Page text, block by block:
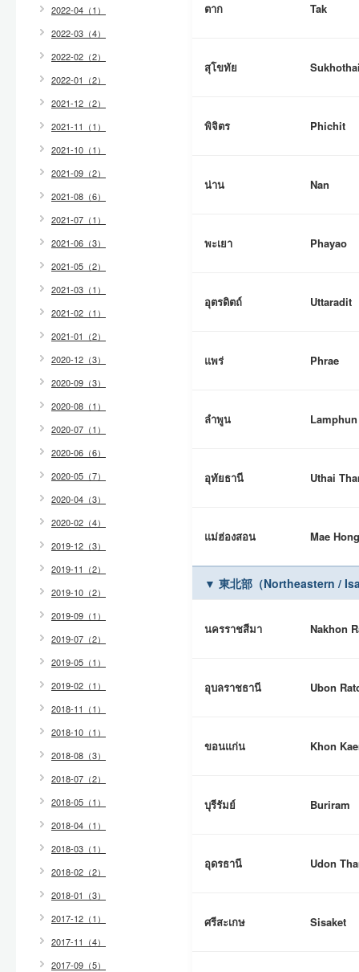
ตาก Tak
สุโขทัย
พิจิตร Phichit
น่าน Nan
พะเยา Phayao
อุตรดิตถ์ Uttaradit
แพร่ Phrae
ลำพูน Lamphun
อุทัยธานี Uthai
แม่ฮ่องสอน Mae
▼ 東北部（Northeastern /
นครราชสีมา Nakhon
อุบลราชธานี Ubon
ขอนแก่น Khon
บุรีรัมย์ Buriram
อุดรธานี Udon
ศรีสะเกษ Sisaket
2022-04（1）
2022-03（4）
2022-02（2）
2022-01（2）
2021-12（2）
2021-11（1）
2021-10（1）
2021-09（2）
2021-08（6）
2021-07（1）
2021-06（3）
2021-05（2）
2021-03（1）
2021-02（1）
2021-01（2）
2020-12（3）
2020-09（3）
2020-08（1）
2020-07（1）
2020-06（6）
2020-05（7）
2020-04（3）
2020-02（4）
2019-12（3）
2019-11（2）
2019-10（2）
2019-09（1）
2019-07（2）
2019-05（1）
2019-02（1）
2018-11（1）
2018-10（1）
2018-08（3）
2018-07（2）
2018-05（1）
2018-04（1）
2018-03（1）
2018-02（2）
2018-01（3）
2017-12（1）
2017-11（4）
2017-09（5）